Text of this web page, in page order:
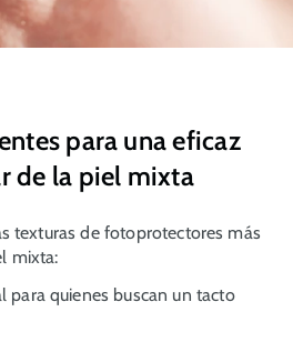
para una eficaz
de la piel mixta
texturas de fotoprotectores más
mixta:
para quienes buscan un tacto